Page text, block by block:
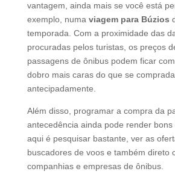
vantagem, ainda mais se você está
exemplo, numa viagem para Búzios
temporada. Com a proximidade das
procuradas pelos turistas, os preços
passagens de ônibus podem ficar
dobro mais caras do que se
antecipadamente.
Além disso, programar a compra da
antecedência ainda pode render bons
aqui é pesquisar bastante, ver as
buscadores de voos e também direto
companhias e empresas de ônibus.